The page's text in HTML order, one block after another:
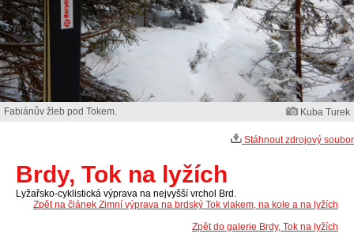
Fabiánův žleb pod Tokem. Kuba Turek
Stáhnout zdrojový soubor
Brdy, Tok na lyžích
Lyžařsko-cyklistická výprava na nejvyšší vrchol Brd.
Zpět na článek Zimní výprava na brdský Tok vlakem, na kole a na lyžích
Zpět do galerie Brdy, Tok na lyžích